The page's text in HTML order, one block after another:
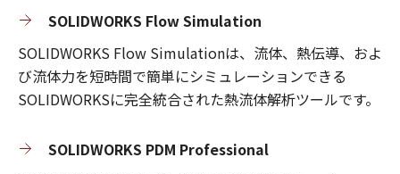
SOLIDWORKS Flow Simulation
SOLIDWORKS Flow Simulationは、流体、熱伝導、およ
び流体力を短時間で簡単にシミュレーションできる
SOLIDWORKSに完全統合された熱流体解析ツールです。
SOLIDWORKS PDM Professional